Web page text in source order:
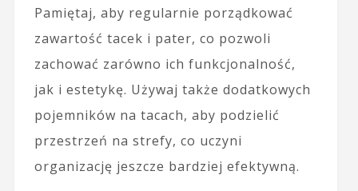
Pamiętaj, aby regularnie porządkować
zawartość tacek i pater, co pozwoli
zachować zarówno ich funkcjonalność,
jak i estetykę. Używaj także dodatkowych
pojemników na tacach, aby podzielić
przestrzeń na strefy, co uczyni
organizację jeszcze bardziej efektywną.